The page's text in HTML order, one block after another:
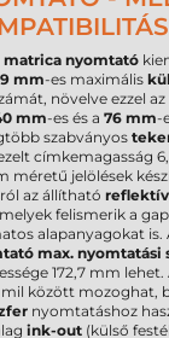
matrica nyomtató
mm-es maximális
növelve ezzel
mm-es és a 76 mm-
szabványos
címkemagasság
méretű jelölések
az állítható reflektív
felismerik a
alapanyagokat is.
max. nyomtatási
172,7 mm
mil között mozoghat,
nyomtatáshoz
ink-out (külső